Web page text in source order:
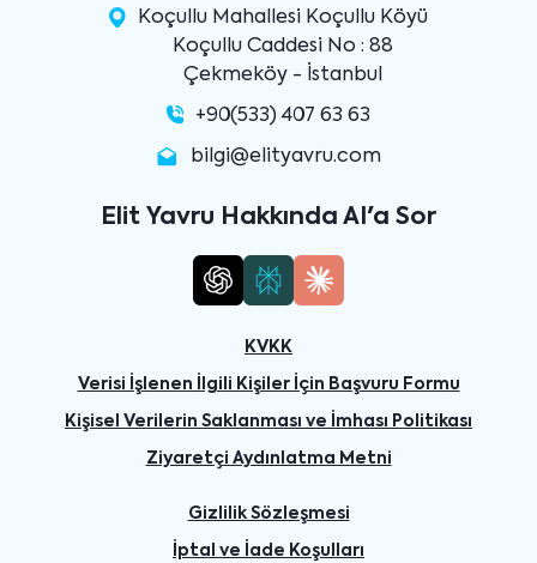
Koçullu Mahallesi Koçullu Köyü
Koçullu Caddesi No : 88
Çekmeköy - İstanbul
+90(533) 407 63 63
bilgi@elityavru.com
Elit Yavru Hakkında AI'a Sor
KVKK
Verisi İşlenen İlgili Kişiler İçin Başvuru Formu
Kişisel Verilerin Saklanması ve İmhası Politikası
Ziyaretçi Aydınlatma Metni
Gizlilik Sözleşmesi
İptal ve İade Koşulları